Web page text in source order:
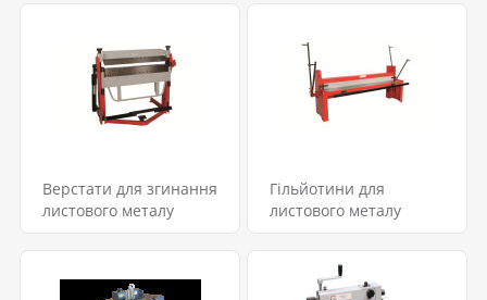
Верстати для згинання
листового металу
Гільйотини для
листового металу